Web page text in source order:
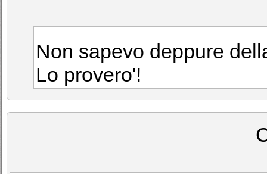
Non sapevo deppure
Lo provero'!